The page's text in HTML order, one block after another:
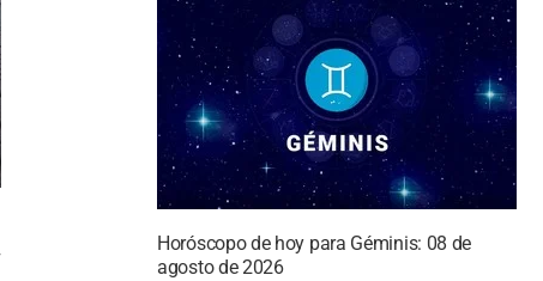
Horóscopo de hoy para Géminis: 08 de
agosto de 2026